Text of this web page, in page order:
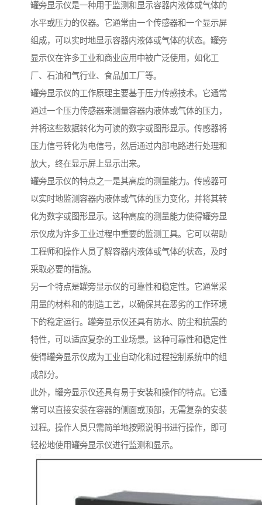
罐旁显示仪是一种用于监测和显示容器内液体或气体的
水平或压力的仪器。它通常由一个传感器和一个显示屏
组成，可以实时地显示容器内液体或气体的状态。罐旁
显示仪在许多工业和商业应用中被广泛使用，如化工
厂、石油和气行业、食品加工厂等。
罐旁显示仪的工作原理主要基于压力传感技术。它通常
通过一个压力传感器来测量容器内液体或气体的压力，
并将这些数据转化为可读的数字或图形显示。传感器将
压力信号转化为电信号，然后通过内部电路进行处理和
放大，终在显示屏上显示出来。
罐旁显示仪的特点之一是其高度的测量能力。传感器可
以实时地监测容器内液体或气体的压力变化，并将其转
化为数字或图形显示。这种高度的测量能力使得罐旁显
示仪成为许多工业过程中重要的监测工具。它可以帮助
工程师和操作人员了解容器内液体或气体的状态，及时
采取必要的措施。
另一个特点是罐旁显示仪的可靠性和稳定性。它通常采
用量的材料和的制造工艺，以确保其在恶劣的工作环境
下的稳定运行。罐旁显示仪还具有防水、防尘和抗震的
特性，可以适应复杂的工业场景。这种可靠性和稳定性
使得罐旁显示仪成为工业自动化和过程控制系统中的组
成部分。
此外，罐旁显示仪还具有易于安装和操作的特点。它通
常可以直接安装在容器的侧面或顶部，无需复杂的安装
过程。操作人员只需简单地按照说明书进行操作，即可
轻松地使用罐旁显示仪进行监测和显示。